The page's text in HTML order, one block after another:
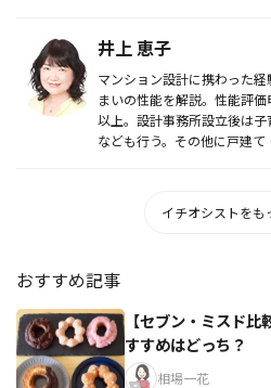
井上 恵子
マンション設計に携わった
まいの性能を解説。性能評
以上。設計事務所設立後は
なども行う。その他に戸建
イチオシストをも
おすすめ記事
【セブン・ミスド
すすめはどっち？
相場一花